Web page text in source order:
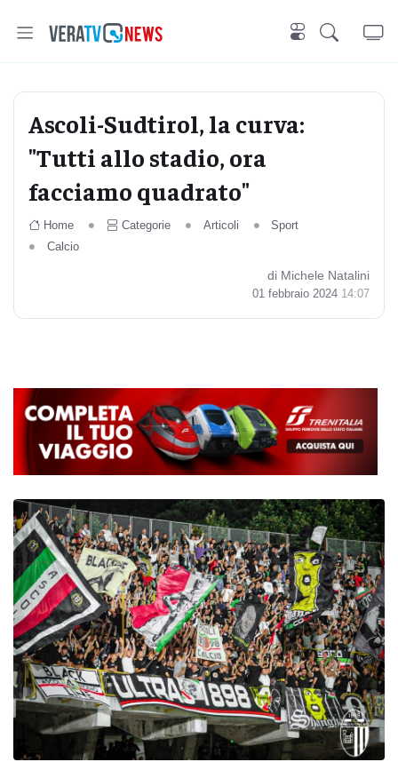
Ascoli-Sudtirol, la curva:
"Tutti allo stadio, ora
facciamo quadrato"
Home Categorie Articoli
Sport
Calcio
di Michele Natalini
01 febbraio 2024 14:07